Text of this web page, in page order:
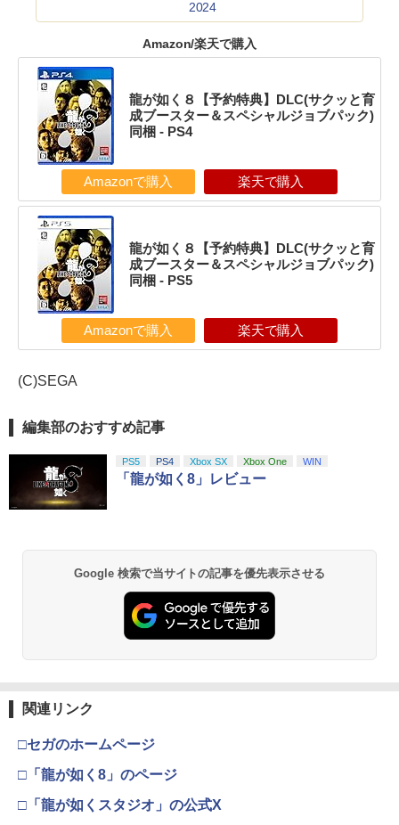
2024
Amazon/楽天で購入
龍が如く８【予約特典】DLC(サクッと育
成ブースター＆スペシャルジョブパック)
同梱 - PS4
Amazonで購入 楽天で購入
龍が如く８【予約特典】DLC(サクッと育
成ブースター＆スペシャルジョブパック)
同梱 - PS5
Amazonで購入 楽天で購入
(C)SEGA
編集部のおすすめ記事
PS5 PS4 Xbox SX Xbox One WIN
「龍が如く8」レビュー
Google 検索で当サイトの記事を優先表示させる
関連リンク
□セガのホームページ
□「龍が如く8」のページ
□「龍が如くスタジオ」の公式X